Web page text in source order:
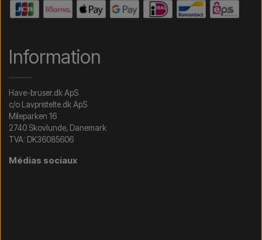
Information
Have-bruser.dk ApS
c/o Lavpristelte.dk ApS
Mileparken 16
2740 Skovlunde, Danemark
TVA: DK36085606
Médias sociaux